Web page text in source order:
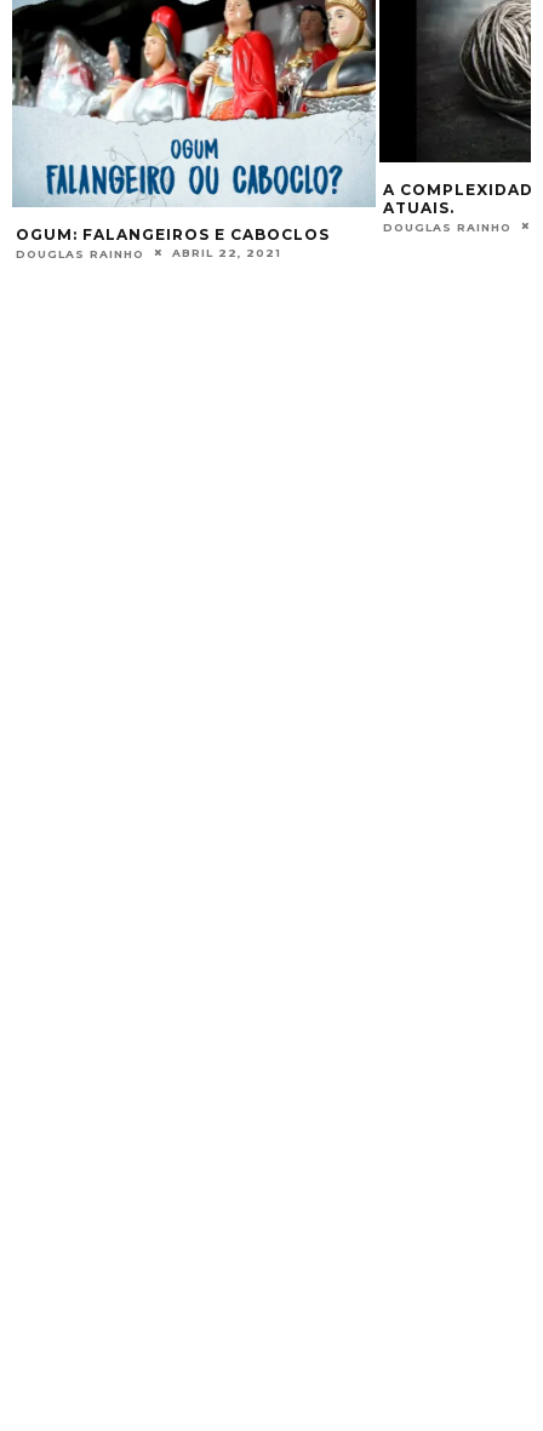
OGUM: FALANGEIROS E CABOCLOS
DOUGLAS RAINHO ABRIL 22, 2021
A
ATUAIS.
DOUGLAS RAINHO